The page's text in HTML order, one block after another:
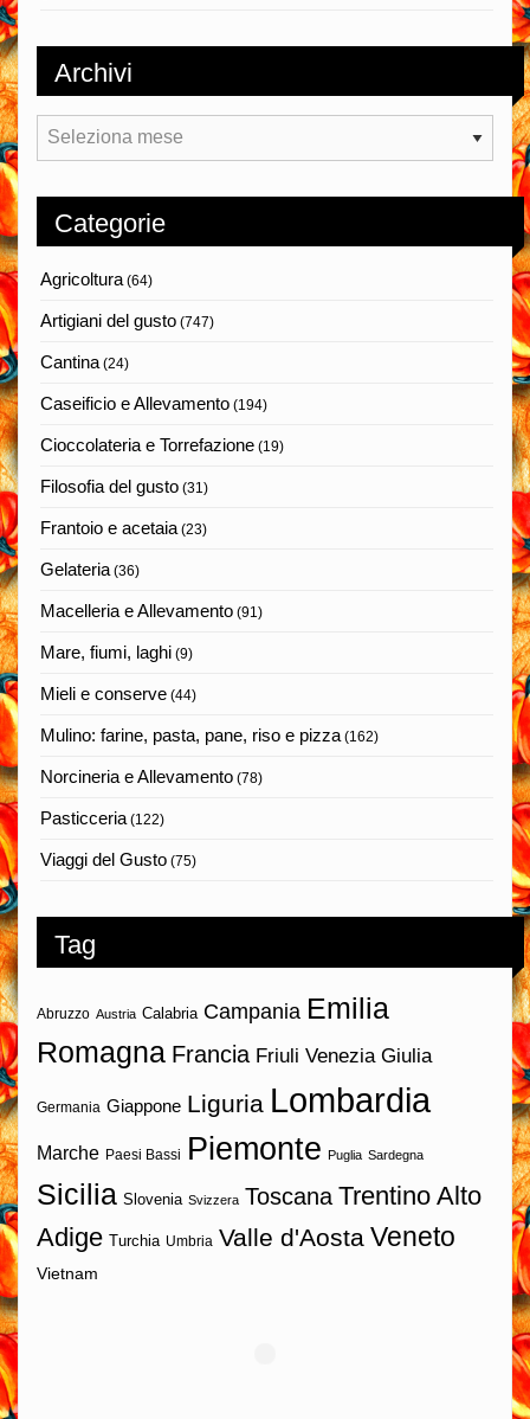
Archivi
Archivi
Categorie
Agricoltura(64)
Artigiani del gusto (747)
Cantina(24)
Caseificio e Allevamento (194)
Cioccolateria e Torrefazione (19)
Filosofia del gusto (31)
Frantoio e acetaia(23)
Gelateria(36)
Macelleria e Allevamento (91)
Mare, fiumi, laghi (9)
Mieli e conserve (44)
Mulino: farine, pasta, pane, riso e pizza(162)
Norcineria e Allevamento (78)
Pasticceria(122)
Viaggi del Gusto (75)
Tag
Abruzzo Austria Calabria Campania Emilia
Romagna Francia Friuli Venezia Giulia
Germania Giappone Liguria Lombardia
Marche Paesi Bassi Piemonte Puglia Sardegna
Sicilia Slovenia Svizzera Toscana Trentino Alto
Adige Turchia Umbria Valle d'Aosta Veneto
Vietnam